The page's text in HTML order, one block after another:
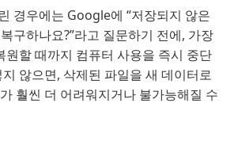
경우에는 Google에 “저장되지 않은
구하나요?”라고 질문하기 전에, 가장
원할 때까지 컴퓨터 사용을 즉시 중단
않으면, 삭제된 파일을 새 데이터로
훨씬 더 어려워지거나 불가능해질 수